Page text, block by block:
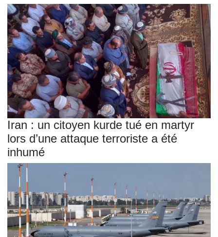
Iran : un citoyen kurde tué en martyr
lors d’une attaque terroriste a été
inhumé